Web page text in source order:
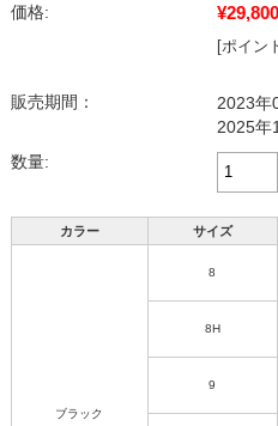
価格:
¥29,800
[ポイン
販売期間：
2023年
2025年
数量:
カラー サイズ
ブラック
8
8H
9